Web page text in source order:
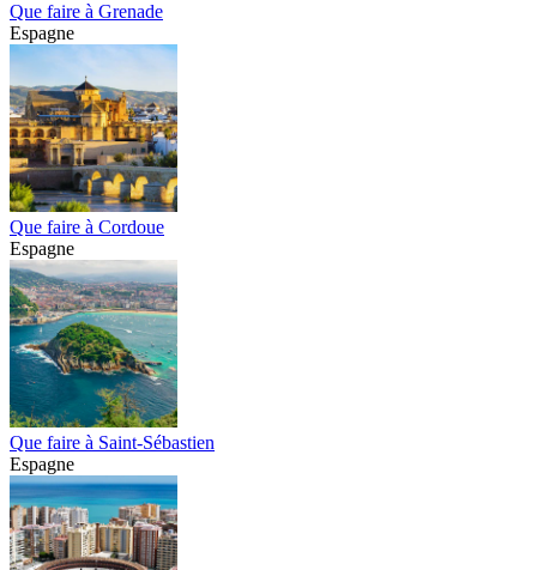
Que faire à Grenade
Espagne
Que faire à Cordoue
Espagne
Que faire à Saint-Sébastien
Espagne